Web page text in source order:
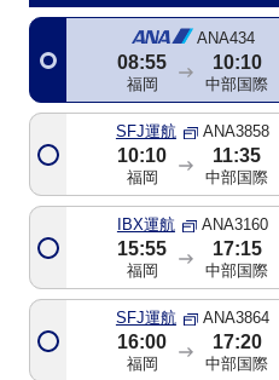
ANA434
08:55
福岡
10:10
中部国際
SFJ運航 ANA3858
10:10
福岡
11:35
中部国際
IBX運航 ANA3160
15:55
福岡
17:15
中部国際
SFJ運航 ANA3864
16:00
福岡
17:20
中部国際